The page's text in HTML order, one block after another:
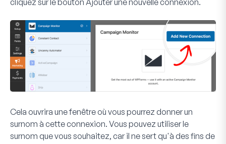
cliquez sur le bouton Ajouter une nouvelle connexion.
Cela ouvrira une fenêtre où vous pourrez donner un
surnom à cette connexion. Vous pouvez utiliser le
surnom que vous souhaitez, car il ne sert qu'à des fins de